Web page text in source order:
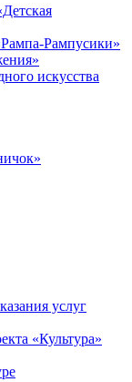
Рампусики»
искусства
услуг
«Культура»